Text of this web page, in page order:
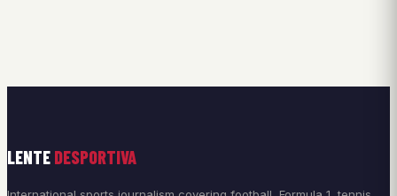
LENTE DESPORTIVA